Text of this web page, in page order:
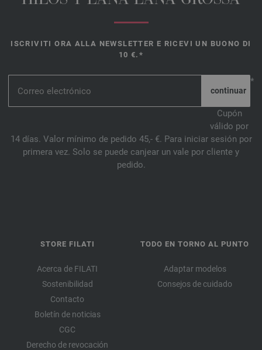
ISCRIVITI ORA ALLA NEWSLETTER E RICEVI UN BUONO DI
10 €.*
*
Cupón
válido por
14 días. Valor mínimo de pedido 45,- €. Para iniciar sesión por
primera vez. Solo se puede canjear un vale por cliente y
pedido.
STORE FILATI
Acerca de FILATI
Sostenibilidad
Contacto
Boletín de noticias
CGC
Derecho de revocación
TODO EN TORNO AL PUNTO
Adaptar modelos
Consejos de cuidado